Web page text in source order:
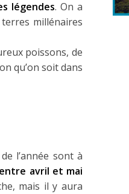
légendes. On a
millénaires
poissons, de
qu’on soit dans
l’année sont à
avril et mai
mais il y aura